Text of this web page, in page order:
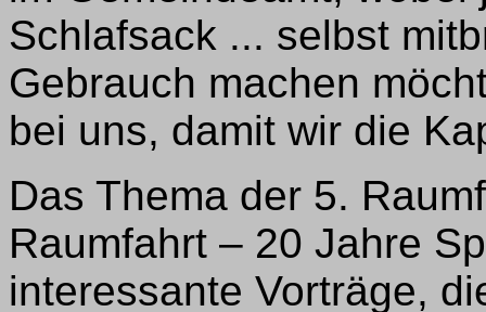
Schlafsack ... selbst
Gebrauch machen
bei uns, damit wir die
Das Thema der 5.
Raumfahrt – 20 Jahre
interessante Vorträge,